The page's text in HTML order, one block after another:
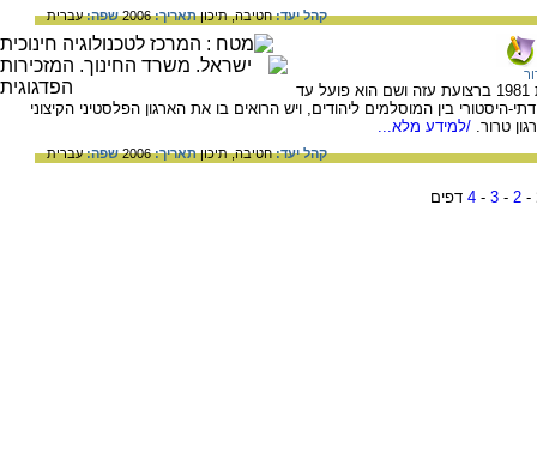
קהל יעד:חטיבה,תיכוןתאריך:2006 שפה:עברית
ארגון הג'יהאד האסלאמי פלסטיני הוקם בשנת 1981 ברצועת עזה ושם הוא פועל עד
היסטורי בין המוסלמים ליהודים, ויש הרואים בו את הארגון הפלסטיני הקיצוני
טרור. /למידע מלא...
קהל יעד:חטיבה,תיכוןתאריך:2006 שפה:עברית
-
2
-
3
-
4 דפים